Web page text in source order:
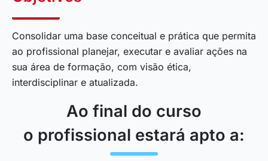
Consolidar uma base conceitual e prática que permita
ao profissional planejar, executar e avaliar ações na
sua área de formação, com visão ética,
interdisciplinar e atualizada.
Ao final do curso
o profissional estará apto a: